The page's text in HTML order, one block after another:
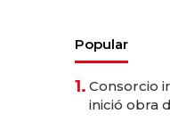
Popular
1. Consorcio
inició obra